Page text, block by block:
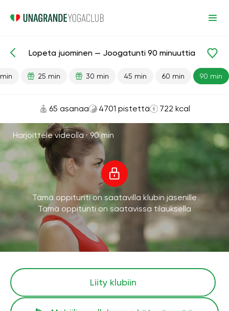
Valmiit oppitunnit Maksa Tavat
Lopeta juominen — Joogatunti 90 minuuttia
25 min 30 min 45 min 60 min 90 min
65 asanaa 4701 pistettä 722 kcal
Harjoittele videolla ·90 min
Tämä oppitunti on saatavilla klubin jäsenille
Tämä oppitunti on saatavissa tilauksella
Liity klubiin